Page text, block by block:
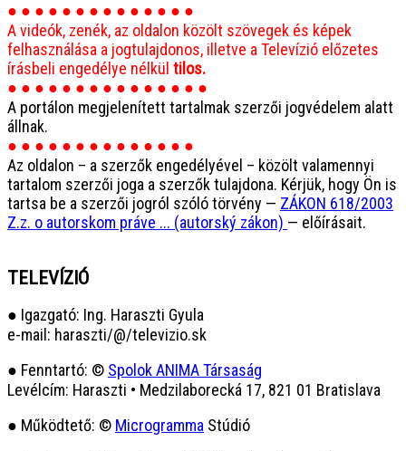
● ● ● ● ● ● ● ● ● ● ● ● ● ●
A videók, zenék, az oldalon közölt szövegek és képek
felhasználása a jogtulajdonos, illetve a Televízió előzetes
írásbeli engedélye nélkül tilos.
● ● ● ● ● ● ● ● ● ● ● ● ● ● ●
A portálon megjelenített tartalmak szerzői jogvédelem alatt
állnak.
● ● ● ● ● ● ● ● ● ● ● ● ● ●
Az oldalon – a szerzők engedélyével – közölt valamennyi
tartalom szerzői joga a szerzők tulajdona. Kérjük, hogy Ön is
tartsa be a szerzői jogról szóló törvény — ZÁKON 618/2003
Z.z. o autorskom práve ... (autorský zákon) — előírásait.
TELEVÍZIÓ
● Igazgató: Ing. Haraszti Gyula
e-mail: haraszti/@/televizio.sk
● Fenntartó: © Spolok ANIMA Társaság
Levélcím: Haraszti • Medzilaborecká 17, 821 01 Bratislava
● Működtető: © Microgramma Stúdió